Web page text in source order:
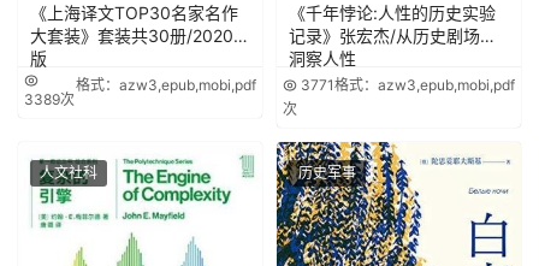
《上海译文TOP30名家名作
大套装》套装共30册/2020年
版
3389次
格式：azw3,epub,mobi,pdf
《千年悖论:人性的历史实验
记录》张宏杰/从历史剧场里
洞察人性
3771
次
格式：azw3,epub,mobi,pdf
人文社科 历史军事